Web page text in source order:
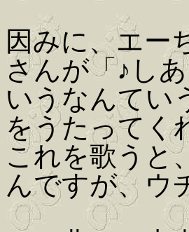
因みに、エー
さんが「♪し
いうなんてい
をうたってく
これを歌うと
んですが、ウ